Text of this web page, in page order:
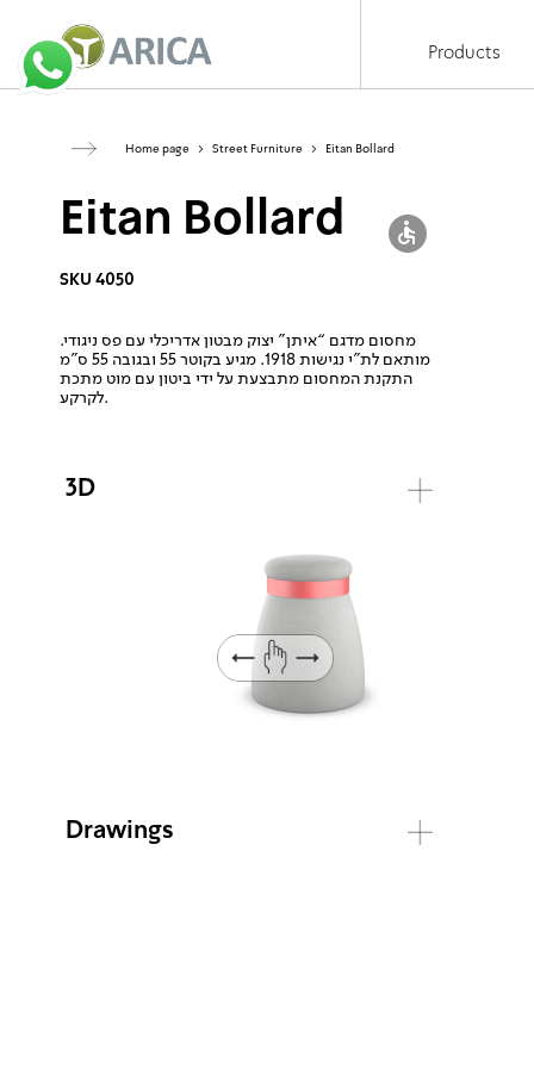
Products
Home page > Street Furniture > Eitan Bollard
Eitan Bollard
SKU 4050
מחסום מדגם “איתן” יצוק מבטון אדריכלי עם פס ניגודי.
מותאם לת”י נגישות 1918. מגיע בקוטר 55 ובגובה 55 ס”מ
התקנת המחסום מתבצעת על ידי ביטון עם מוט מתכת
לקרקע.
3D
Drawings